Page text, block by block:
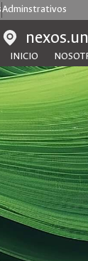
Adminstrativos
INICIO